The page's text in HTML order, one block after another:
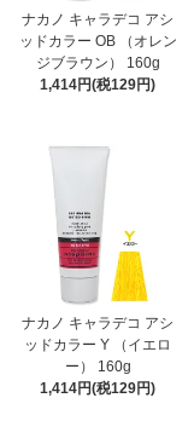
ナカノ キャラデコ アシ
ッドカラー OB （オレン
ジブラウン） 160g
1,414円(税129円)
ナカノ キャラデコ アシ
ッドカラー Y （イエロ
ー） 160g
1,414円(税129円)